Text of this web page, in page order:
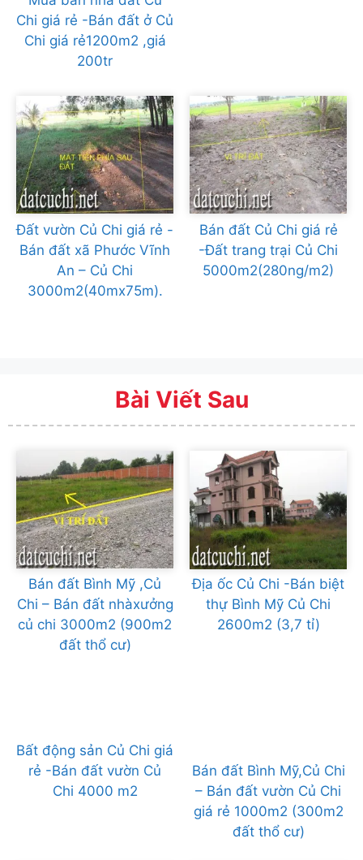
Chi giá rẻ -Bán đất ở Củ
Chi giá rẻ1200m2 ,giá
200tr
Đất vườn Củ Chi giá rẻ -
Bán đất xã Phước Vĩnh
An – Củ Chi
3000m2(40mx75m).
Bán đất Củ Chi giá rẻ
-Đất trang trại Củ Chi
5000m2(280ng/m2)
Bài Viết Sau
Bán đất Bình Mỹ ,Củ
Chi – Bán đất nhàxưởng
củ chi 3000m2 (900m2
đất thổ cư)
Địa ốc Củ Chi -Bán biệt
thự Bình Mỹ Củ Chi
2600m2 (3,7 tỉ)
Bất động sản Củ Chi giá
rẻ -Bán đất vườn Củ
Chi 4000 m2
Bán đất Bình Mỹ,Củ Chi
– Bán đất vườn Củ Chi
giá rẻ 1000m2 (300m2
đất thổ cư)